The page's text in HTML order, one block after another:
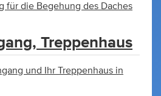
für die Begehung des Daches
Treppenhaus
und Ihr Treppenhaus in